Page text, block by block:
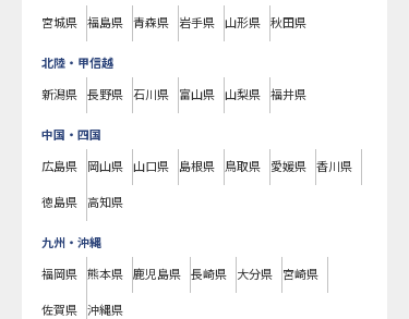
宮城県 福島県 青森県 岩手県 山形県 秋田県
北陸・甲信越
新潟県 長野県 石川県 富山県 山梨県 福井県
中国・四国
広島県 岡山県 山口県 島根県 鳥取県 愛媛県 香川県
徳島県 高知県
九州・沖縄
福岡県 熊本県 鹿児島県 長崎県 大分県 宮崎県
佐賀県 沖縄県